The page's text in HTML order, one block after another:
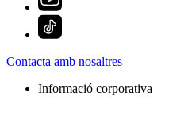
Contacta amb nosaltres
Informació corporativa